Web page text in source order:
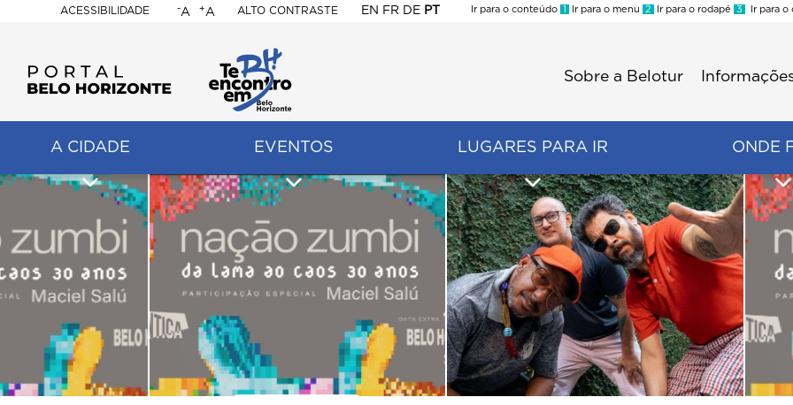
ACESSIBILIDADE
BELO
HORIZONTE
-A +A ALTO CONTRASTE EN FR DE PT
Ir para o conteúdo 1 Ir para o menu 2 Ir para o rodapé 3 Ir para o
Sobre a Belotur
A CIDADE EVENTOS LUGARES PARA IR ONDE